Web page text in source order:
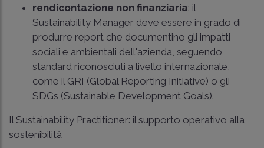
rendicontazione non finanziaria: il
Sustainability Manager deve essere in grado di
produrre report che documentino gli impatti
sociali e ambientali dell'azienda, seguendo
standard riconosciuti a livello internazionale,
come il GRI (Global Reporting Initiative) o gli
SDGs (Sustainable Development Goals).
Il Sustainability Practitioner: il supporto operativo alla
sostenibilità